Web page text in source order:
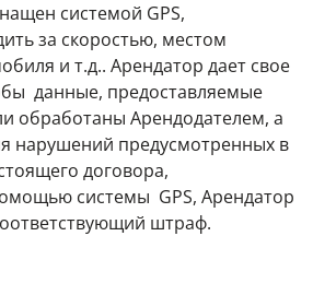
системой GPS,
за скоростью, местом
и т.д.. Арендатор дает свое
данные, предоставляемые
обработаны Арендодателем, а
нарушений предусмотренных в
договора,
системы GPS, Арендатор
штраф.